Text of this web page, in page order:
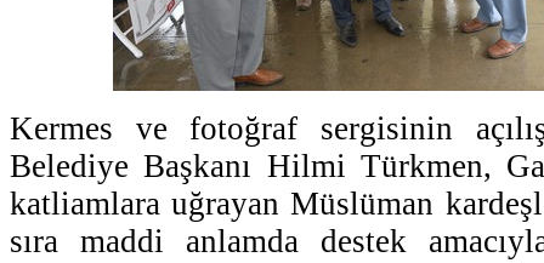
Kermes ve fotoğraf sergisinin
Belediye Başkanı Hilmi Türkmen,
katliamlara uğrayan Müslüman
sıra maddi anlamda destek